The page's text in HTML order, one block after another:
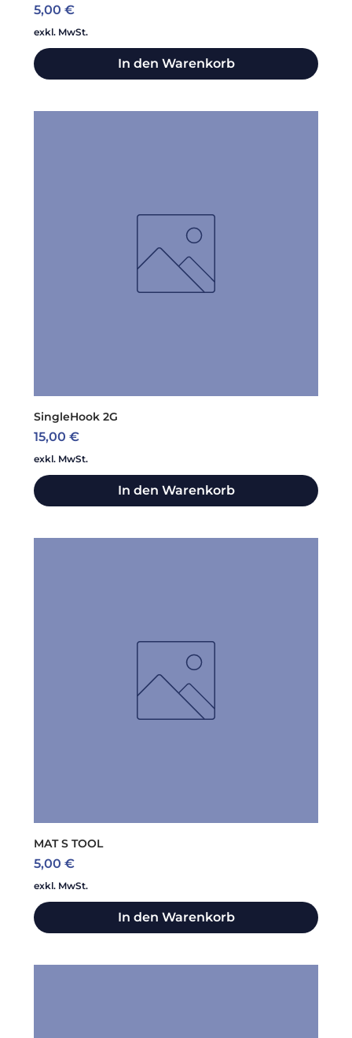
Preis
5,00 €
exkl. MwSt.
In den Warenkorb
SingleHook 2G
Preis
15,00 €
exkl. MwSt.
In den Warenkorb
MAT S TOOL
Preis
5,00 €
exkl. MwSt.
In den Warenkorb